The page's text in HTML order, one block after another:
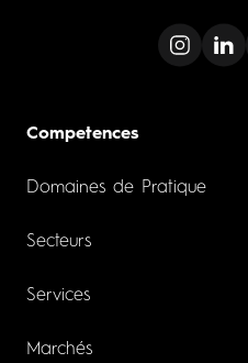
Competences
Domaines de Pratique
Secteurs
Services
Marchés